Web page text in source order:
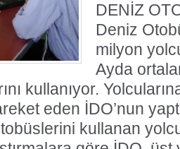
DENİZ
Deniz
milyon
Ayda
kullanıyor.
eden İDO’nun
kullanan